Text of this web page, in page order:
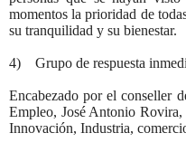
momentos la prioridad de
su tranquilidad y su bienestar.
4) Grupo de respuesta
Encabezado por el conseller
Empleo, José Antonio
Innovación, Industria,